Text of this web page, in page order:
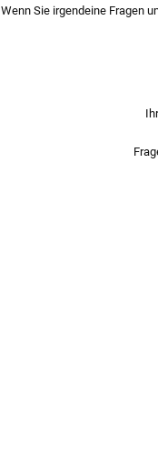
Wenn Sie irgendeine Fragen